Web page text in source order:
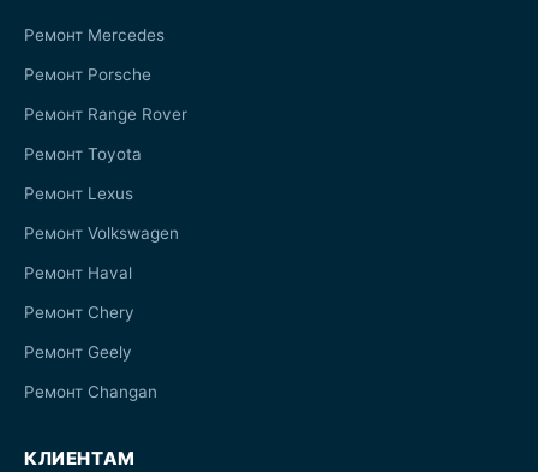
Ремонт Mercedes
Ремонт Porsche
Ремонт Range Rover
Ремонт Toyota
Ремонт Lexus
Ремонт Volkswagen
Ремонт Haval
Ремонт Chery
Ремонт Geely
Ремонт Changan
КЛИЕНТАМ